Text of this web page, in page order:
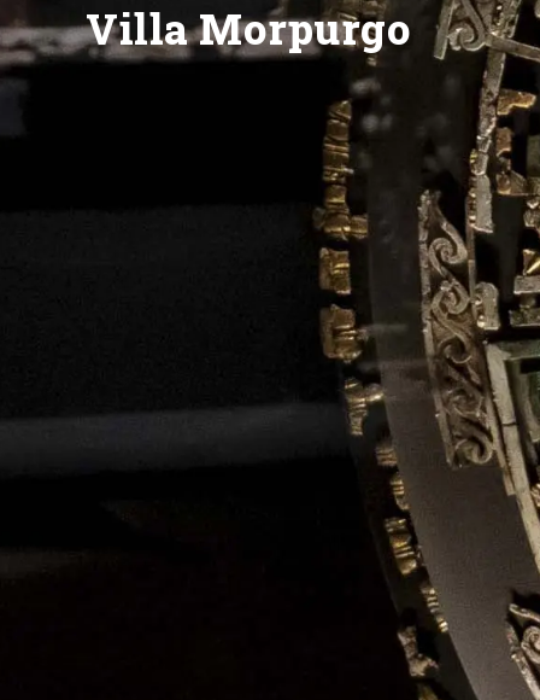
Villa Morpurgo